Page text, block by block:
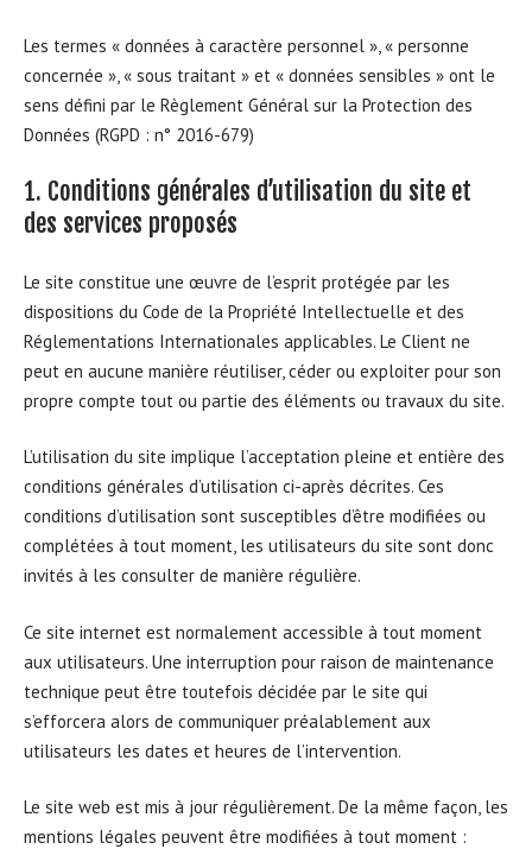
Les termes « données à caractère personnel », « personne
concernée », « sous traitant » et « données sensibles » ont le
sens défini par le Règlement Général sur la Protection des
Données (RGPD : n° 2016-679)
1. Conditions générales d’utilisation du site et
des services proposés
Le site constitue une œuvre de l’esprit protégée par les
dispositions du Code de la Propriété Intellectuelle et des
Réglementations Internationales applicables. Le Client ne
peut en aucune manière réutiliser, céder ou exploiter pour son
propre compte tout ou partie des éléments ou travaux du site.
L’utilisation du site implique l’acceptation pleine et entière des
conditions générales d’utilisation ci-après décrites. Ces
conditions d’utilisation sont susceptibles d’être modifiées ou
complétées à tout moment, les utilisateurs du site sont donc
invités à les consulter de manière régulière.
Ce site internet est normalement accessible à tout moment
aux utilisateurs. Une interruption pour raison de maintenance
technique peut être toutefois décidée par le site qui
s’efforcera alors de communiquer préalablement aux
utilisateurs les dates et heures de l’intervention.
Le site web est mis à jour régulièrement. De la même façon, les
mentions légales peuvent être modifiées à tout moment :